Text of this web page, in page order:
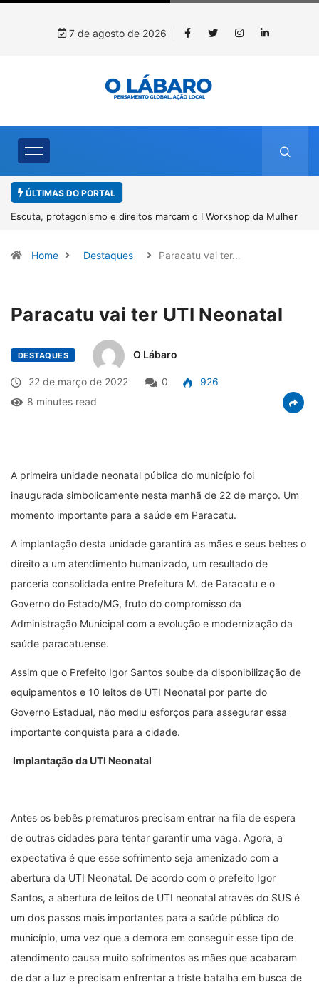
7 de agosto de 2026
ÚLTIMAS DO PORTAL
Conab inicia recebimento de documentos para solicitação do
Home Destaques Paracatu vai ter…
Paracatu vai ter UTI Neonatal
DESTAQUES O Lábaro
22 de março de 2022 0
926
8 minutes read
A primeira unidade neonatal pública do município foi
inaugurada simbolicamente nesta manhã de 22 de março. Um
momento importante para a saúde em Paracatu.
A implantação desta unidade garantirá as mães e seus bebes o
direito a um atendimento humanizado, um resultado de
parceria consolidada entre Prefeitura M. de Paracatu e o
Governo do Estado/MG, fruto do compromisso da
Administração Municipal com a evolução e modernização da
saúde paracatuense.
Assim que o Prefeito Igor Santos soube da disponibilização de
equipamentos e 10 leitos de UTI Neonatal por parte do
Governo Estadual, não mediu esforços para assegurar essa
importante conquista para a cidade.
Implantação da UTI Neonatal
Antes os bebês prematuros precisam entrar na fila de espera
de outras cidades para tentar garantir uma vaga. Agora, a
expectativa é que esse sofrimento seja amenizado com a
abertura da UTI Neonatal. De acordo com o prefeito Igor
Santos, a abertura de leitos de UTI neonatal através do SUS é
um dos passos mais importantes para a saúde pública do
município, uma vez que a demora em conseguir esse tipo de
atendimento causa muito sofrimentos as mães que acabaram
de dar a luz e precisam enfrentar a triste batalha em busca de